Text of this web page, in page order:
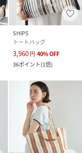
などの閲覧環境に
ございます。予め
ご参照ください。
にて現在の価格情
い。
SHIPS
トートバッグ
3,960円 40%OFF
36ポイント(1倍)